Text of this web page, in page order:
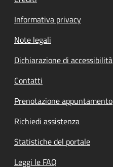
Informativa privacy
Note legali
Dichiarazione di accessibilità
Contatti
Prenotazione appuntamento
Richiedi assistenza
Statistiche del portale
Leggi le FAQ